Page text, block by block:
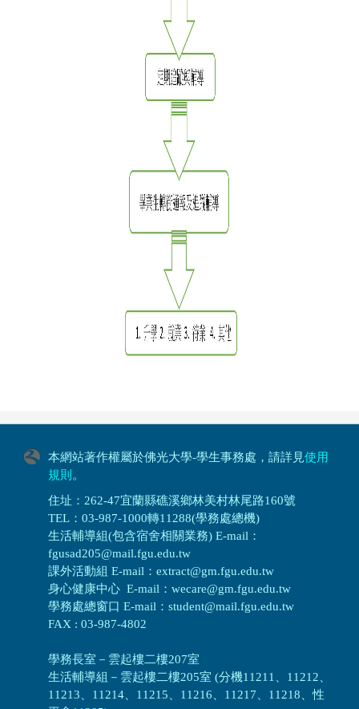
本網站著作權屬於佛光大學-學生事務處，請詳見使用
規則 。
住址：262-47宜蘭縣礁溪鄉林美村林尾路160號
TEL：03-987-1000轉11288(學務處總機)
生活輔導組(包含宿舍相關業務) E-mail：
fgusad205@mail.fgu.edu.tw
課外活動組 E-mail：extract@gm.fgu.edu.tw
身心健康中心 E-mail：wecare@gm.fgu.edu.tw
學務處總窗口 E-mail：student@mail.fgu.edu.tw
FAX : 03-987-4802
學務長室－雲起樓二樓207室
生活輔導組 － 雲起樓二樓205室 (分機11211、11212、
11213、11214、11215、11216、11217、11218、性